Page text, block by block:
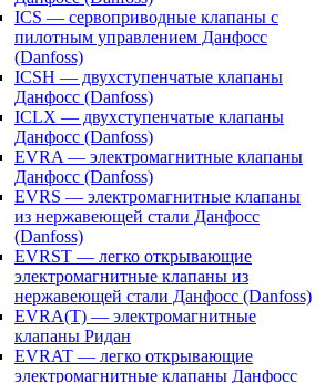
ICS — сервоприводные клапаны с
пилотным управлением Данфосс
(Danfoss)
ICSH — двухступенчатые клапаны
Данфосс (Danfoss)
ICLX — двухступенчатые клапаны
Данфосс (Danfoss)
EVRA — электромагнитные клапаны
Данфосс (Danfoss)
EVRS — электромагнитные клапаны
из нержавеющей стали Данфосс
(Danfoss)
EVRST — легко открывающие
электромагнитные клапаны из
нержавеющей стали Данфосс (Danfoss)
EVRA(T) — электромагнитные
клапаны Ридан
EVRAT — легко открывающие
электромагнитные клапаны Данфосс